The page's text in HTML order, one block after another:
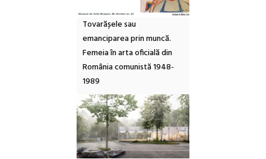
Tovarășele sau
emanciparea prin muncă.
Femeia în arta oficială din
România comunistă 1948-
1989